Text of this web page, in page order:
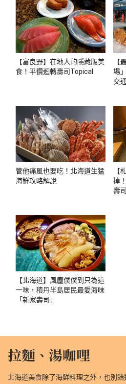
【富良野】在地人的隱藏版美
食！平價迴轉壽司Topical
【
場
交
管他痛風也要吃！北海道生猛
海鮮攻略解說
【
掉
壽
【北海道】風塵僕僕到只為這
一味，積丹半島居民最愛海味
「新家壽司」
拉麵、湯咖哩
北海道美食除了海鮮料理之外，也別